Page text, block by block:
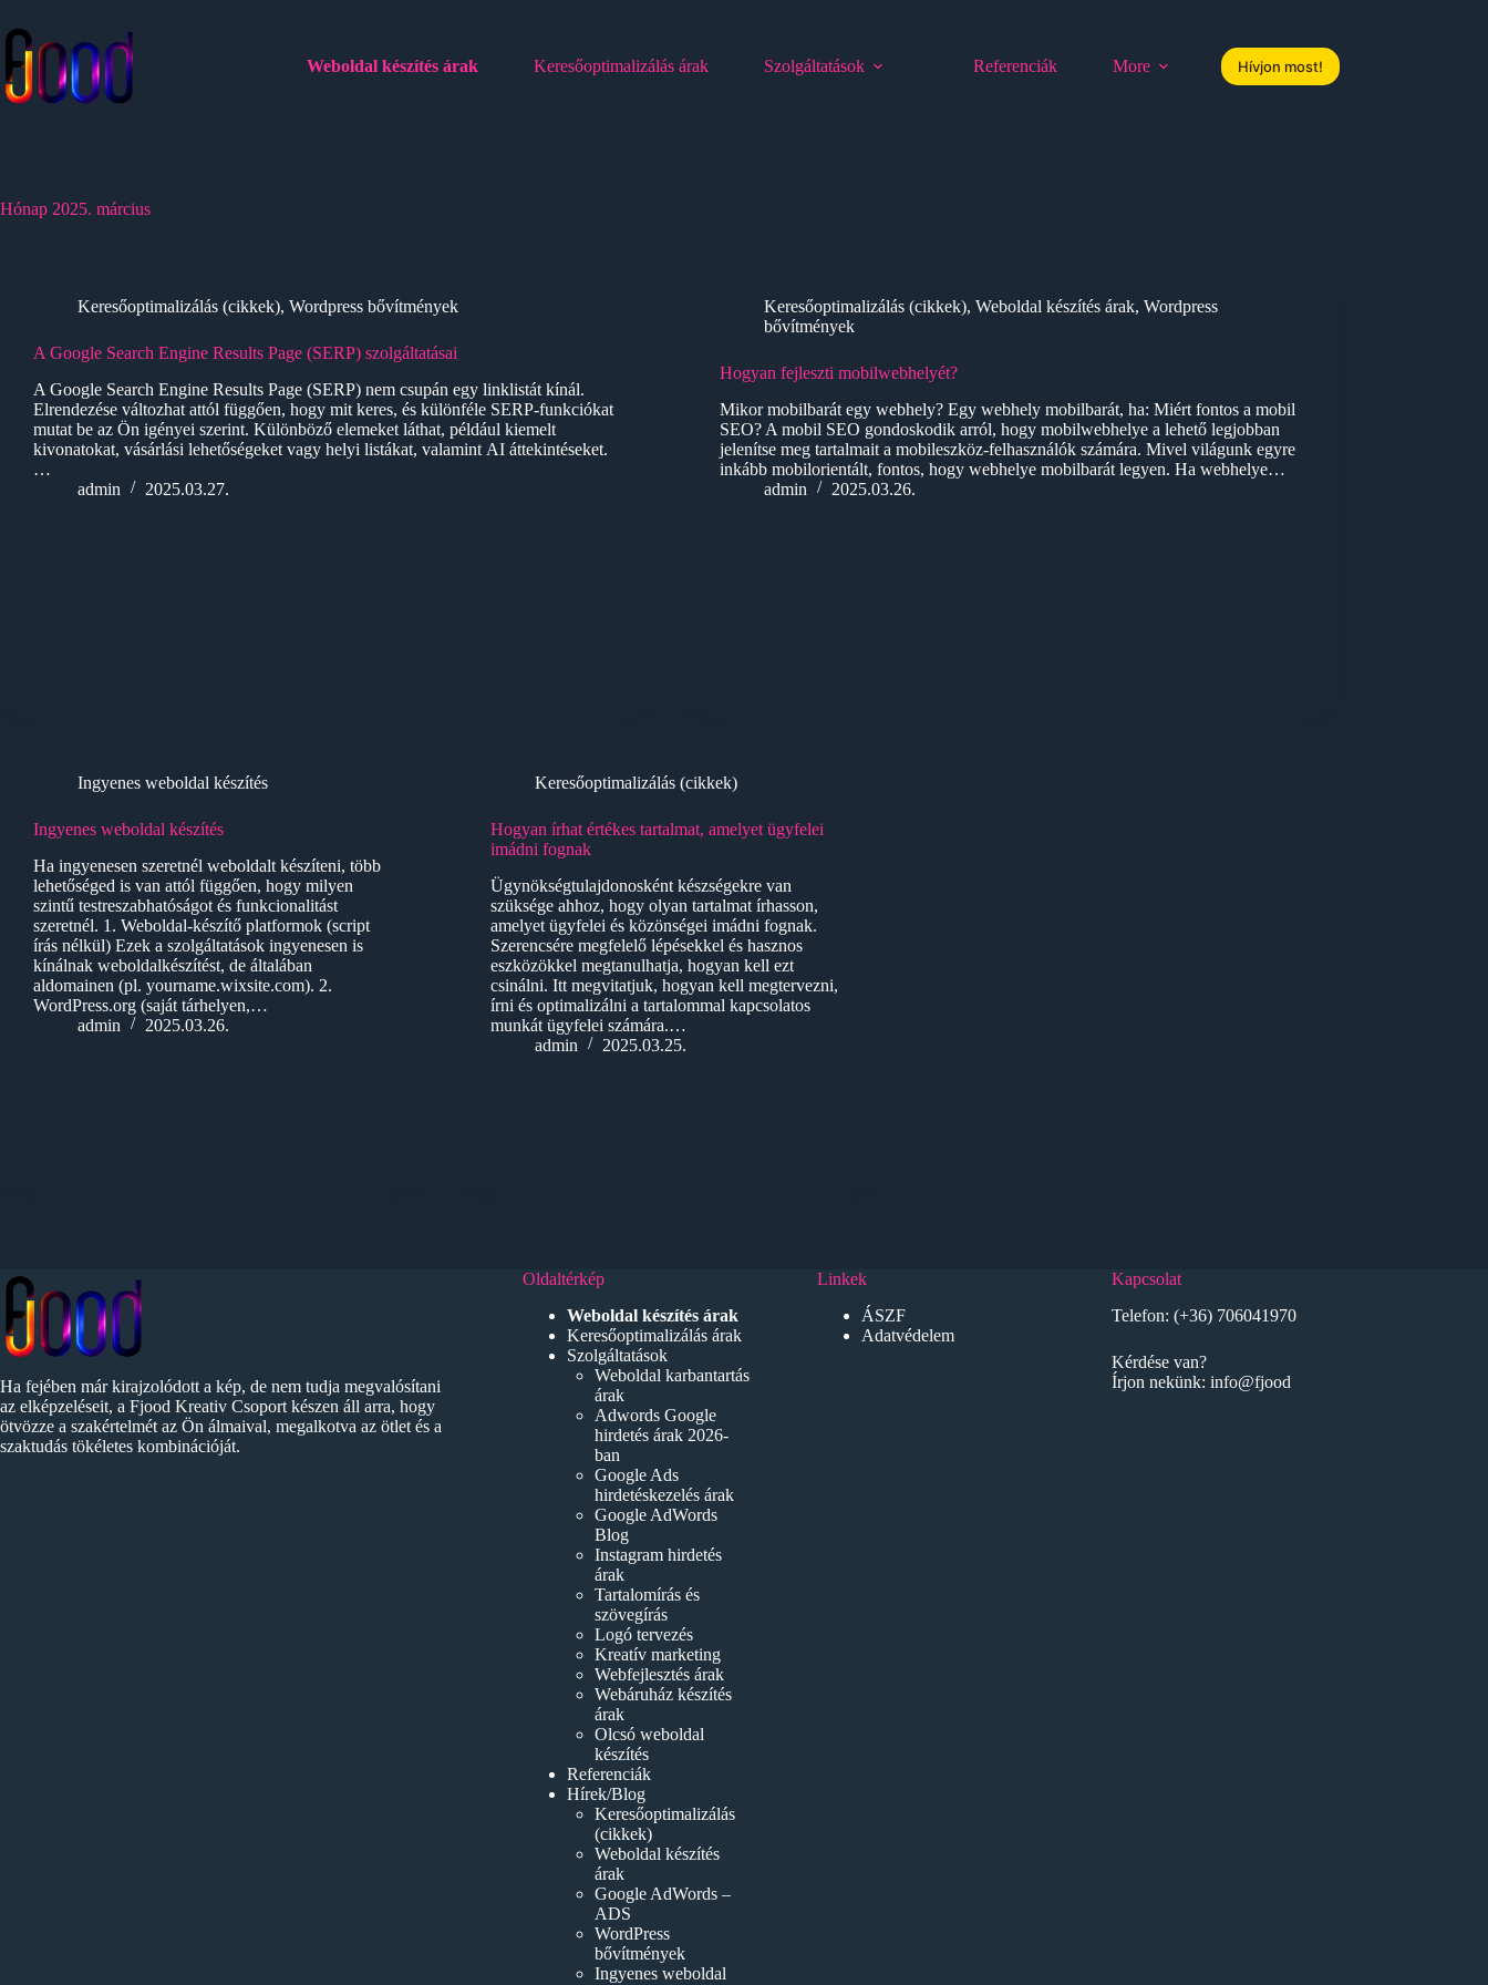
to
content
Weboldal készítés árak
Keresőoptimalizálás árak Szolgáltatások Referenciák More Hívjon most!
Hónap 2025. március
Keresőoptimalizálás (cikkek), Wordpress bővítmények
A Google Search Engine Results Page (SERP) szolgáltatásai
A Google Search Engine Results Page (SERP) nem csupán egy linklistát kínál.
Elrendezése változhat attól függően, hogy mit keres, és különféle SERP-funkciókat
mutat be az Ön igényei szerint. Különböző elemeket láthat, például kiemelt
kivonatokat, vásárlási lehetőségeket vagy helyi listákat, valamint AI áttekintéseket.
…
admin
2025.03.27.
Keresőoptimalizálás (cikkek), Weboldal készítés árak, Wordpress
bővítmények
Hogyan fejleszti mobilwebhelyét?
Mikor mobilbarát egy webhely? Egy webhely mobilbarát, ha: Miért fontos a mobil
SEO? A mobil SEO gondoskodik arról, hogy mobilwebhelye a lehető legjobban
jelenítse meg tartalmait a mobileszköz-felhasználók számára. Mivel világunk egyre
inkább mobilorientált, fontos, hogy webhelye mobilbarát legyen. Ha webhelye…
admin
2025.03.26.
Ingyenes weboldal készítés
Ingyenes weboldal készítés
Ha ingyenesen szeretnél weboldalt készíteni, több
lehetőséged is van attól függően, hogy milyen
szintű testreszabhatóságot és funkcionalitást
szeretnél. 1. Weboldal-készítő platformok (script
írás nélkül) Ezek a szolgáltatások ingyenesen is
kínálnak weboldalkészítést, de általában
aldomainen (pl. yourname.wixsite.com). 2.
WordPress.org (saját tárhelyen,…
admin
2025.03.26.
Keresőoptimalizálás (cikkek)
Hogyan írhat értékes tartalmat, amelyet ügyfelei
imádni fognak
Ügynökségtulajdonosként készségekre van
szüksége ahhoz, hogy olyan tartalmat írhasson,
amelyet ügyfelei és közönségei imádni fognak.
Szerencsére megfelelő lépésekkel és hasznos
eszközökkel megtanulhatja, hogyan kell ezt
csinálni. Itt megvitatjuk, hogyan kell megtervezni,
írni és optimalizálni a tartalommal kapcsolatos
munkát ügyfelei számára.…
admin
2025.03.25.
Ha fejében már kirajzolódott a kép, de nem tudja megvalósítani
az elképzeléseit, a Fjood Kreativ Csoport készen áll arra, hogy
ötvözze a szakértelmét az Ön álmaival, megalkotva az ötlet és a
szaktudás tökéletes kombinációját.
Oldaltérkép
Weboldal készítés árak
Keresőoptimalizálás árak
Szolgáltatások
Weboldal karbantartás
árak
Adwords Google
hirdetés árak 2026-
ban
Google Ads
hirdetéskezelés árak
Google AdWords
Blog
Instagram hirdetés
árak
Tartalomírás és
szövegírás
Logó tervezés
Kreatív marketing
Webfejlesztés árak
Webáruház készítés
árak
Olcsó weboldal
készítés
Referenciák
Hírek/Blog
Keresőoptimalizálás
(cikkek)
Weboldal készítés
árak
Google AdWords –
ADS
WordPress
bővítmények
Ingyenes weboldal
Linkek
ÁSZF
Adatvédelem
Kapcsolat
Telefon: (+36) 706041970
Kérdése van?
Írjon nekünk: info@fjood